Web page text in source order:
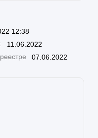
12:38
11.06.2022
07.06.2022